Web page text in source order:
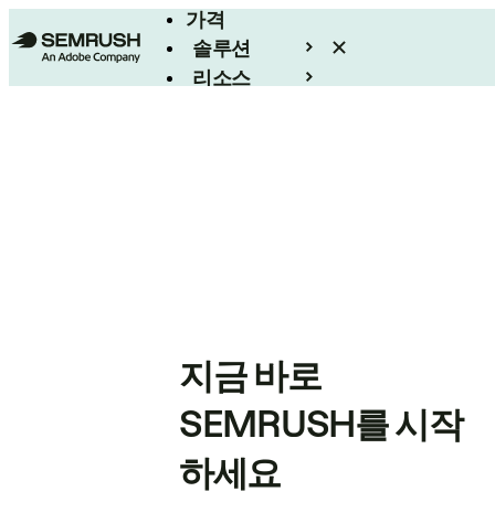
가격
솔루션
리소스
지금 바로
SEMRUSH를 시작
하세요